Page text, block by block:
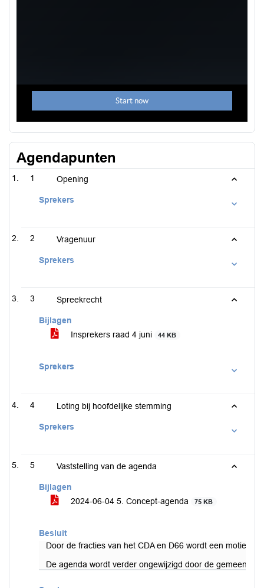
Agendapunten
1 Opening
Sprekers
2 Vragenuur
Sprekers
3 Spreekrecht
Bijlagen
Insprekers raad 4 juni
44 KB
Sprekers
4 Loting bij hoofdelijke stemming
Sprekers
5 Vaststelling van de agenda
Bijlagen
2024-06-04 5. Concept-agenda
75 KB
Besluit
Door de fracties van het CDA en D66 wordt een motie
De agenda wordt verder ongewijzigd door de